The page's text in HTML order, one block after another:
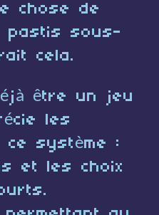
chose de
pastis sous-
cela.
être un jeu
les
système :
et les choix